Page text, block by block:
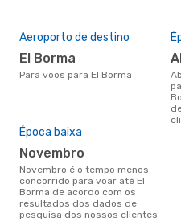
Aeroporto de destino
El Borma
Para voos para El Borma
abril é a altura mais concorrida
Época baixa
novembro
novembro é o tempo menos
concorrido para voar até El
Borma de acordo com os
resultados dos dados de
pesquisa dos nossos clientes